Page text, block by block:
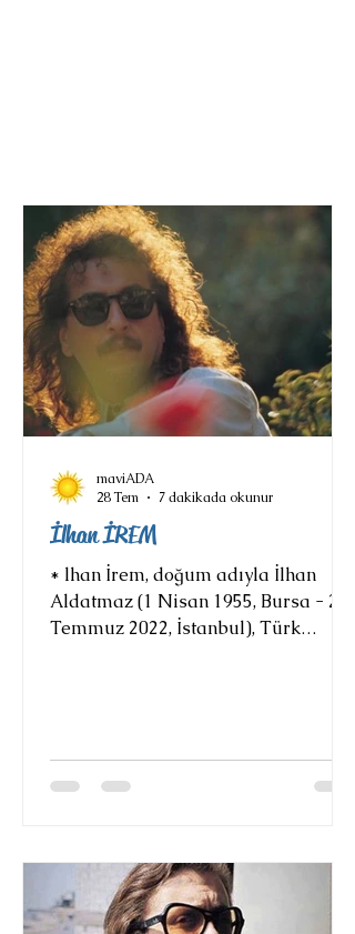
İlhan İREM
* lhan İrem, doğum adıyla İlhan
Aldatmaz (1 Nisan 1955, Bursa - 28
Temmuz 2022, İstanbul), Türk
(14 yaşındayken) üst dönemler
tarafından okul orkestrasına solist
Orkestrası, Milliyet Gazetesi'nin
düzenlediği Liselerarası Müzik
Yarışması'nda Marmara bölgesi
maviADA
28 Tem
7 dakikada okunur